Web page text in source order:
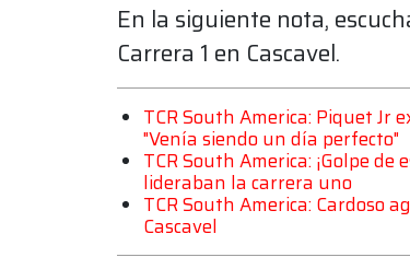
En la siguiente nota,
Carrera 1 en Cascavel.
TCR South America: Piquet Jr
"Venía siendo un día perfecto"
TCR South America: ¡Golpe
lideraban la carrera uno
TCR South America: Cardoso
Cascavel